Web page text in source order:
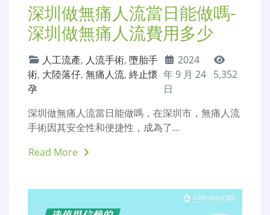
深圳做無痛人流當日能做嗎-
深圳做無痛人流費用多少
人工流產, 人流手術, 墮胎手
術, 大陸落仔, 無痛人流, 終止懷
孕
2024
年 9 月 24
日
5,352
深圳做無痛人流當日能做嗎，在深圳市，無痛人流
手術因其安全性和便捷性，成為了…
Read More